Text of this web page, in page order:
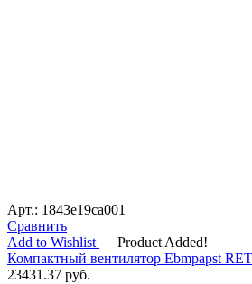
Арт.: 1843e19ca001
Сравнить
Add to Wishlist
Product Added!
Компактный вентилятор Ebmpapst
23431.37 руб.